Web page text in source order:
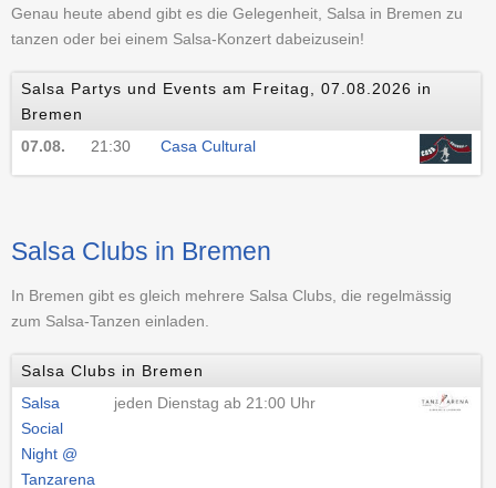
Genau heute abend gibt es die Gelegenheit, Salsa in Bremen zu
tanzen oder bei einem Salsa-Konzert dabeizusein!
Salsa Partys und Events am Freitag, 07.08.2026 in
Bremen
07.08.
21:30 Casa Cultural
Salsa Clubs in Bremen
In Bremen gibt es gleich mehrere Salsa Clubs, die regelmässig
zum Salsa-Tanzen einladen.
Salsa Clubs in Bremen
Salsa
Social
Night @
Tanzarena
jeden Dienstag ab 21:00 Uhr